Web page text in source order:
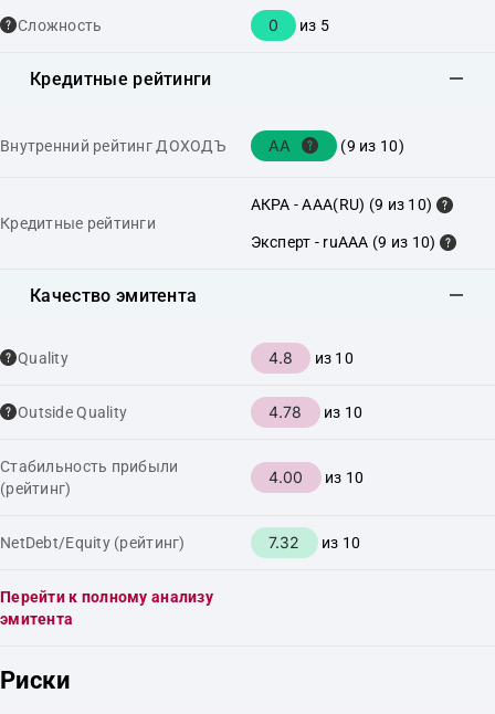
Сложность 0 из 5
Кредитные рейтинги
Внутренний рейтинг ДОХОДЪ AA (9 из 10)
Кредитные рейтинги
АКРА - AAA(RU) (9 из 10)
Эксперт - ruAAA (9 из 10)
Качество эмитента
Quality 4.8 из 10
Outside Quality 4.78 из 10
Стабильность прибыли
(рейтинг)
4.00 из 10
NetDebt/Equity (рейтинг) 7.32 из 10
Перейти к полному анализу
эмитента
Риски